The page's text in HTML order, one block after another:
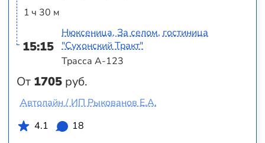
1 ч 30 м
15:15
От 1705 руб.
Нюксеница, За селом, гостиница
"Сухонский Тракт"
Трасса А-123
Автолайн / ИП Рыкованов Е.А.
4.1
18